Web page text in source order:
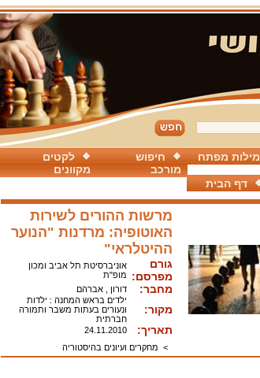
לקטים
מקוונים
חיפוש
מורכב
מילות מפתח
דף הבית
מרשות ההורים לשירות
האוטופיה: מרדנות "הנוער
ההיטלראי"
גורם
מפרסם:
אוניברסיטת תל אביב ומכון
מופ"ת
מחבר: דורון , אברהם
מקור:
ילדים בראש המחנה : ילדות
ונעורים בעתות משבר ותמורה
חברתית
תאריך:
24.11.2010
> מחקרים ועיונים בהיסטוריה